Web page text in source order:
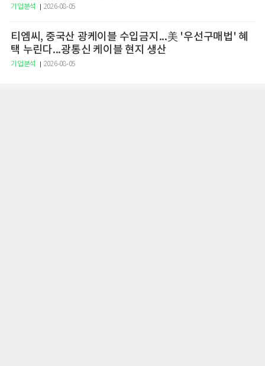
기업분석 2026-08-05
티엠씨, 중국산 광케이블 수입금지...美 '우선구매법' 혜
택 누린다...광통신 케이블 현지 생산
기업분석 2026-08-05